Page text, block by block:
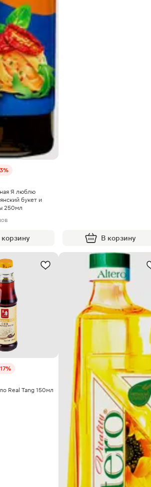
Я люблю
букет и
250мл
В корзину
Real Tang 150мл